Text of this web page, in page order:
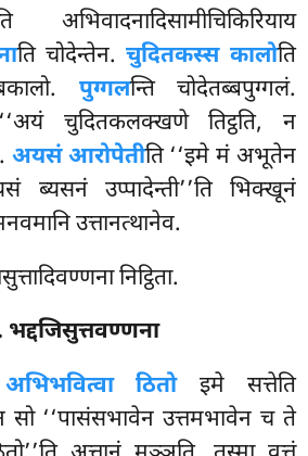
अभिवादनादिसामीचिकिरियाय
ति चोदेन्तेन.चुदितकस्स कालोति
पुग्गलन्ति चोदेतब्बपुग्गलं.
चुदितकलक्खणे तिट्ठति, न
अयसं आरोपेतीति ‘‘इमे मं अभूतेन
ब्यसनं उप्पादेन्ती’’ति भिक्खूनं
उत्तानत्थानेव.
निट्ठिता.
भद्दजिसुत्तवण्णना
अभिभवित्वा ठितोइमे सत्तेति
सो ‘‘पासंसभावेन उत्तमभावेन च ते